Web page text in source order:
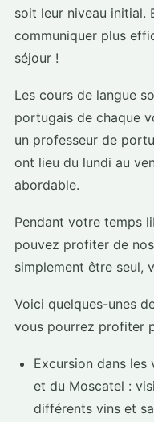
soit leur niveau initial.
communiquer plus
séjour !
Les cours de langue
portugais de chaque
un professeur de
ont lieu du lundi au
abordable.
Pendant votre temps
pouvez profiter de
simplement être seul,
Voici quelques-unes
vous pourrez profiter
Excursion dans
et du Moscatel :
différents vins et